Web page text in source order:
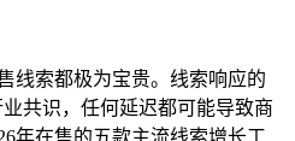
线索都极为宝贵。线索响应的
共识，任何延迟都可能导致商
年在售的五款主流线索增长工